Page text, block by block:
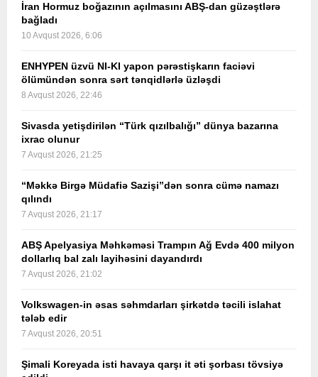
İran Hormuz boğazının açılmasını ABŞ-dan güzəştlərə
bağladı
10 Avqust 2026, 6:06
ENHYPEN üzvü NI-KI yapon pərəstişkarın faciəvi
ölümündən sonra sərt tənqidlərlə üzləşdi
8 Avqust 2026, 22:46
Sivasda yetişdirilən “Türk qızılbalığı” dünya bazarına
ixrac olunur
7 Avqust 2026, 21:25
“Məkkə Birgə Müdafiə Sazişi”dən sonra cümə namazı
qılındı
7 Avqust 2026, 21:17
ABŞ Apelyasiya Məhkəməsi Trampın Ağ Evdə 400 milyon
dollarlıq bal zalı layihəsini dayandırdı
7 Avqust 2026, 21:02
Volkswagen-in əsas səhmdarları şirkətdə təcili islahat
tələb edir
7 Avqust 2026, 20:51
Şimali Koreyada isti havaya qarşı it əti şorbası tövsiyə